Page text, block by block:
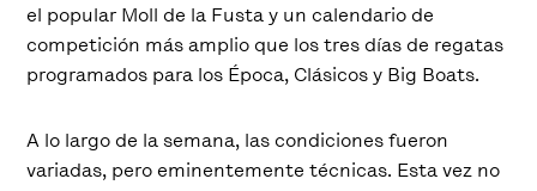
el popular Moll de la Fusta y un calendario de
competición más amplio que los tres días de regatas
programados para los Época, Clásicos y Big Boats.
A lo largo de la semana, las condiciones fueron
variadas, pero eminentemente técnicas. Esta vez no